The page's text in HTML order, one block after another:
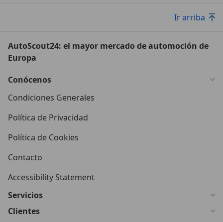
Ir arriba
AutoScout24: el mayor mercado de automoción de
Europa
Conócenos
Condiciones Generales
Política de Privacidad
Política de Cookies
Contacto
Accessibility Statement
Servicios
Clientes